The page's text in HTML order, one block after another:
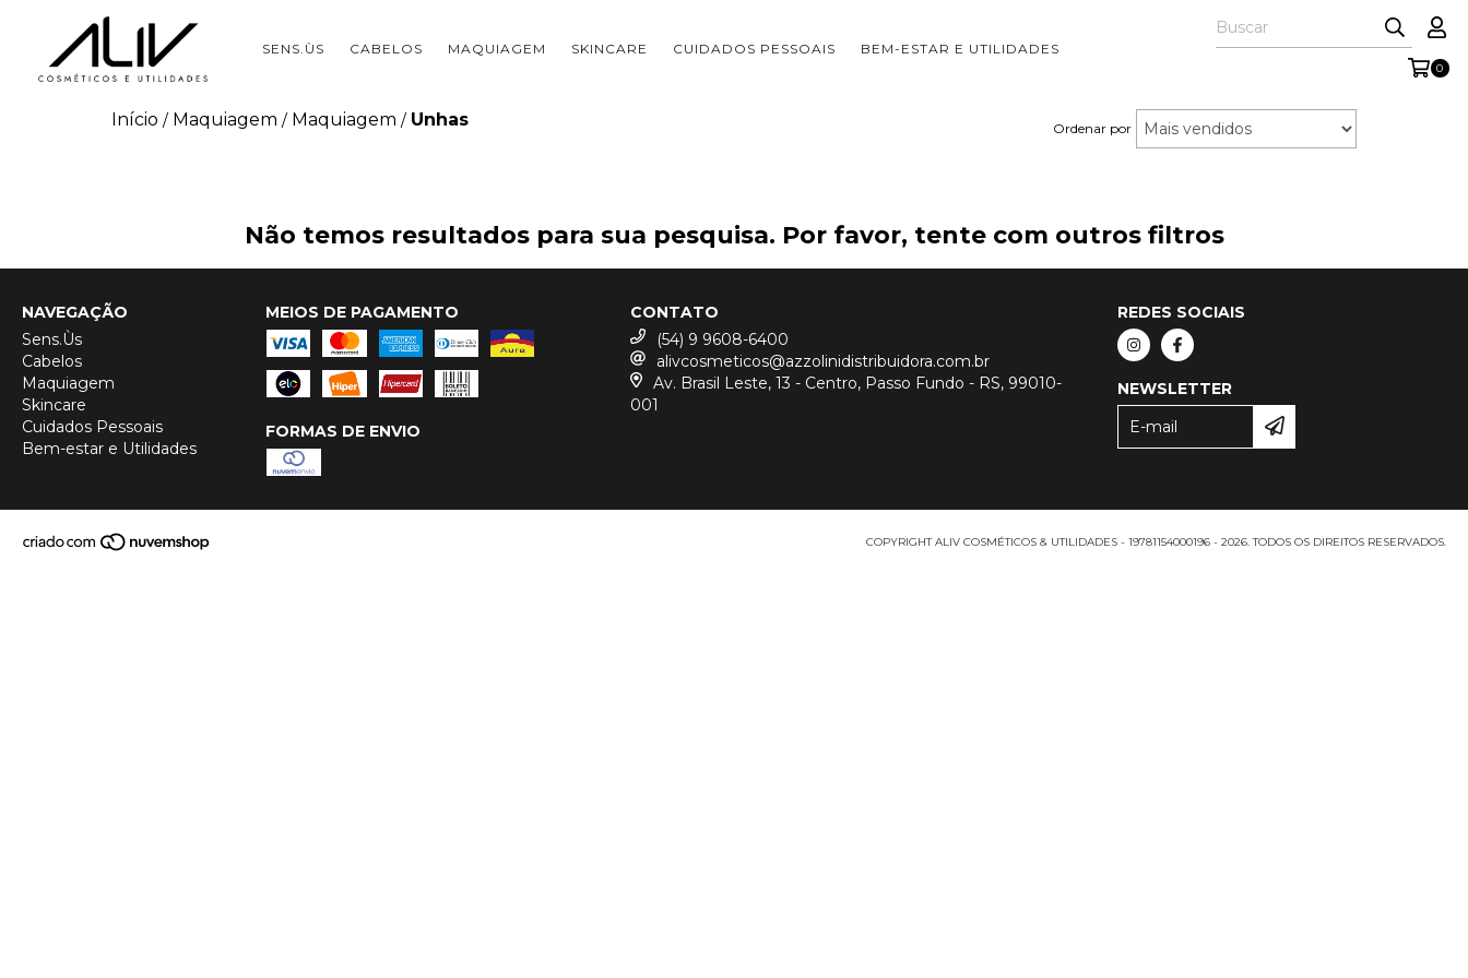
SENS.ÙS CABELOS MAQUIAGEM SKINCARE CUIDADOS PESSOAIS BEM-ESTAR E UTILIDADES
0
Início / Maquiagem / Maquiagem / Unhas Ordenar por
Não temos resultados para sua pesquisa. Por favor, tente com outros filtros
NAVEGAÇÃO
Sens.Ùs
Cabelos
Maquiagem
Skincare
Cuidados Pessoais
Bem-estar e Utilidades
MEIOS DE PAGAMENTO
FORMAS DE ENVIO
CONTATO
(54) 9 9608-6400
alivcosmeticos@azzolinidistribuidora.com.br
Av. Brasil Leste, 13 - Centro, Passo Fundo - RS, 99010-
001
REDES SOCIAIS
NEWSLETTER
COPYRIGHT ALIV COSMÉTICOS & UTILIDADES - 19781154000196 - 2026. TODOS OS DIREITOS RESERVADOS.